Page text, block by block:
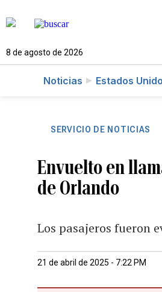
8 de agosto de 2026
Noticias Estados
SERVICIO DE NOTICIAS
Envuelto en
de Orlando
Los pasajeros fueron
21 de abril de 2025 - 7:22 PM